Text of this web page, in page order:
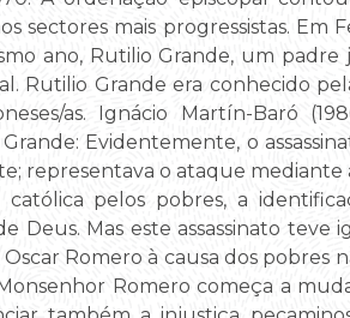
sectores mais progressistas. Em
ano, Rutilio Grande, um padre
Rutilio Grande era conhecido
as. Ignácio Martín-Baró
Evidentemente, o
representava o ataque mediante
pelos pobres, a
Deus. Mas este assassinato
Romero à causa dos pobres
Romero começa a